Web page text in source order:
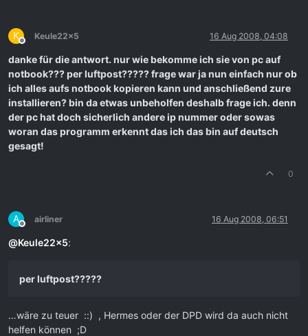
K
Offline
Keule22x5 16 Aug 2008, 04:08
danke für die antwort. nur wie bekomme ich sie von pc auf
notbook??? per luftpost????? frage war ja nun einfach nur ob
ich alles aufs notbook kopieren kann und anschließend zure
installieren? bin da etwas unbeholfen deshalb frage ich. denn
der pc hat doch sicherlich andere ip nummer oder sowas
woran das programm erkennt das ich das bin auf deutsch
gesagt!
0
A
Offline
airliner 16 Aug 2008, 06:51
@Keule22x5:
per luftpost?????
…wäre zu teuer ::) , Hermes oder der DPD wird da auch nicht
helfen können ;D